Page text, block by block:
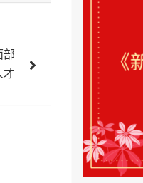
部
才